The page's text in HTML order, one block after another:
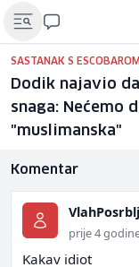
SASTANAK S ESCOBAROM
Dodik najavio
snaga: Nećemo
"muslimanska"
Komentar
prije 4
Kakav idiot